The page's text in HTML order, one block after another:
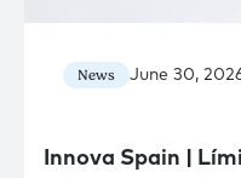
News June 30,
Innova Spain |